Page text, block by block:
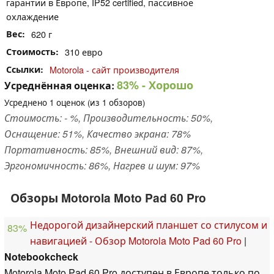
охлаждение
Вес 620 г
Стоимость 310 евро
Ссылки Motorola - сайт производителя
Усреднённая оценка: 83%- Хорошо
Усреднено 1 оценок (из 1 обзоров)
Стоимость: - %, Производительность: 50%,
Оснащение: 51%, Качество экрана: 78%
Портативность: 85%, Внешний вид: 87%,
Эргономичность: 86%, Нагрев и шум: 97%
Обзоры Motorola Moto Pad 60 Pro
83% Недорогой дизайнерский планшет со стилусом и
навигацией - Обзор Motorola Moto Pad 60 Pro |
Notebookcheck